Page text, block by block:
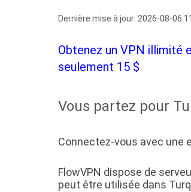
Dernière mise à jour: 2026-08-06
Obtenez un VPN illimité
seulement 15 $
Vous partez pour
Connectez-vous avec une
FlowVPN dispose de
peut être utilisée dans